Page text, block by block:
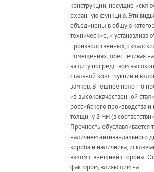
конструкции, несущие
охранную функцию. Эти
объединены в общую
технические, и
производственных,
помещениях, обеспечивая
защиту посредством
стальной конструкции и
замков. Внешнее полотно
из высококачественной стали
российского производства и
толщину 2 мм (в
Прочность обуславливается
наличием антивандального
короба и наличника,
взлом с внешней стороны.
фактором, влияющим на